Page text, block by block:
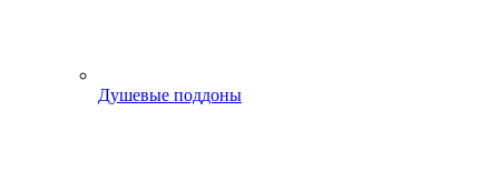
Душевые поддоны